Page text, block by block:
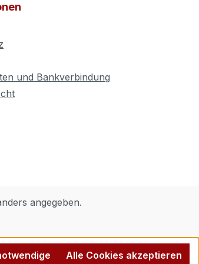
und Bankverbindung
angegeben.
Alle Cookies akzeptieren